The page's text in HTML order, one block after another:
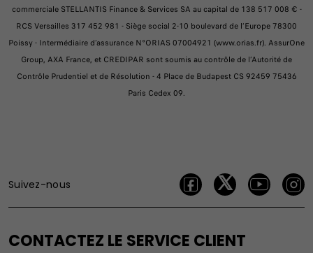
commerciale STELLANTIS Finance & Services SA au capital de 138 517 008 € -
RCS Versailles 317 452 981 - Siège social 2-10 boulevard de l’Europe 78300
Poissy - Intermédiaire d’assurance N°ORIAS 07004921 (www.orias.fr). AssurOne
Group, AXA France, et CREDIPAR sont soumis au contrôle de l’Autorité de
Contrôle Prudentiel et de Résolution - 4 Place de Budapest CS 92459 75436
Paris Cedex 09.
Suivez-nous
CONTACTEZ LE SERVICE CLIENT